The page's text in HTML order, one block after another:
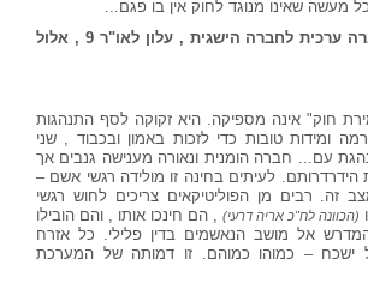
מעשה שאינו מנוגד לחוק אין בו פגם...
יעקב חסדאי , מחברה ערכית לחברה הישגית , עלון לאו"ר 9 , אלול
חוק" אינה מספיקה. היא זקוקה לסף התנהגות
ומידות טובות כדי לזכות באמון ובכבוד , שני
עם... חברה הומנית ונאורה מענישה גנבים אך
לעיתים בחינה זו מולידה רגשי אשם –
זה. רבים מן הפוליטיקאים צריכים לחוש רגשי
(הכוונה לח"כ אריה דרעי) , הם חינכו אותו , והם הובילו
אל מושב הנאשמים בדין פלילי. כל אזרח
ישכח – כמוהו כמוהם. זו דמותה של המערכת